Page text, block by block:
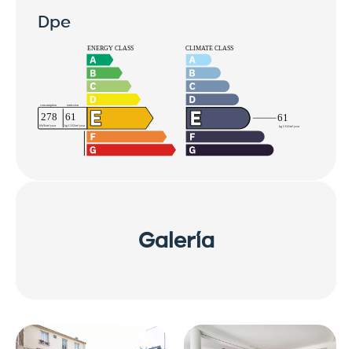
Dpe
Galería